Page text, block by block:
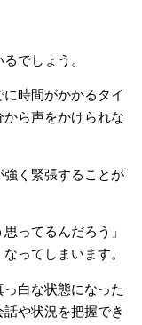
でしょう。
時間がかかるタイ
ら声をかけられな
強く緊張することが
ってるんだろう」
ってしまいます。
白な状態になった
や状況を把握でき